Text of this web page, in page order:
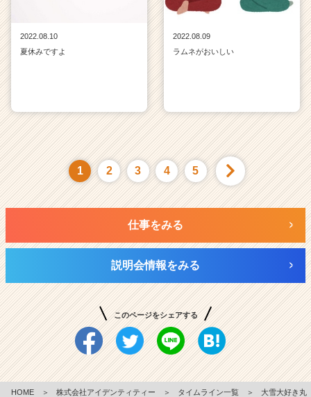
2022.08.10
夏休みですよ
2022.08.09
ラムネがおいしい
1 2 3 4 5
仕事をみる
説明会情報をみる
このページをシェアする
HOME ＞ 株式会社アイデンティティー ＞ タイムライン一覧 ＞
大雪大好き丸